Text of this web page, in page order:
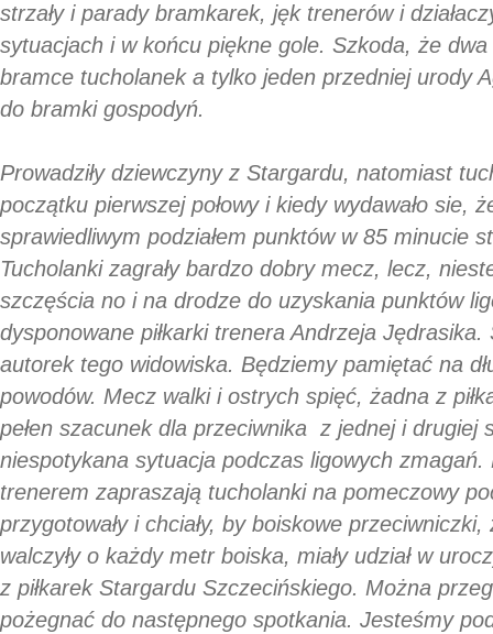
strzały i parady bramkarek, jęk trenerów i
sytuacjach i w końcu piękne gole. Szkoda, że dwa
bramce tucholanek a tylko jeden przedniej urody
do bramki gospodyń.
Prowadziły dziewczyny z Stargardu, natomiast
początku pierwszej połowy i kiedy wydawało sie,
sprawiedliwym podziałem punktów w 85 minucie
Tucholanki zagrały bardzo dobry mecz, lecz,
szczęścia no i na drodze do uzyskania punktów
dysponowane piłkarki trenera Andrzeja
autorek tego widowiska. Będziemy pamiętać na
powodów. Mecz walki i ostrych spięć, żadna z
pełen szacunek dla przeciwnika z jednej i drugiej
niespotykana sytuacja podczas ligowych zmagań.
trenerem zapraszają tucholanki na pomeczowy
przygotowały i chciały, by boiskowe
walczyły o każdy metr boiska, miały udział w
z piłkarek Stargardu Szczecińskiego. Można
pożegnać do następnego spotkania. Jesteśmy